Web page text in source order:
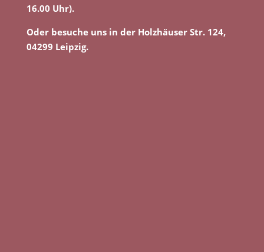
16.00 Uhr).
Oder besuche uns in der Holzhäuser Str. 124,
04299 Leipzig.